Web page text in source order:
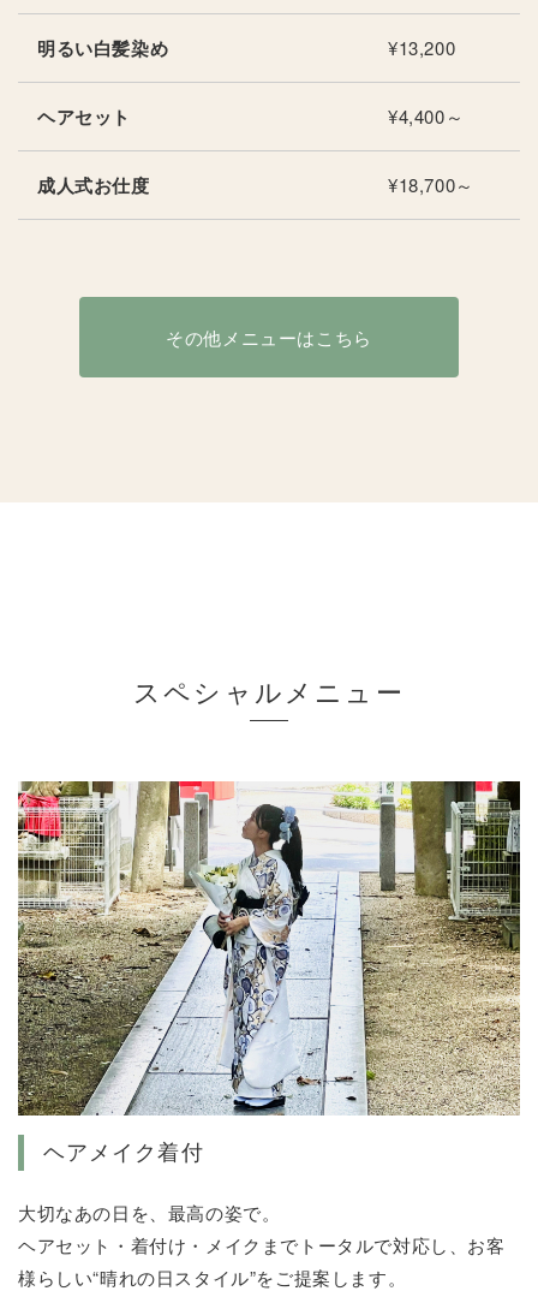
明るい白髪染め ¥13,200
ヘアセット ¥4,400～
成人式お仕度 ¥18,700～
その他メニューはこちら
スペシャルメニュー
ヘアメイク着付
大切なあの日を、最高の姿で。
ヘアセット・着付け・メイクまでトータルで対応し、お客
様らしい“晴れの日スタイル”をご提案します。